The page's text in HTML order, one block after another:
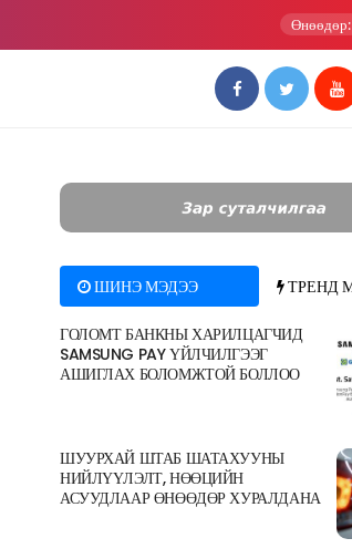
Өнөөдөр:
ШИНЭ МЭДЭЭ ТРЕНД
ГОЛОМТ БАНКНЫ ХАРИЛЦАГЧИД
SAMSUNG PAY ҮЙЛЧИЛГЭЭГ
АШИГЛАХ БОЛОМЖТОЙ БОЛЛОО
ШУУРХАЙ ШТАБ ШАТАХУУНЫ
НИЙЛҮҮЛЭЛТ, НӨӨЦИЙН
АСУУДЛААР ӨНӨӨДӨР ХУРАЛДАНА